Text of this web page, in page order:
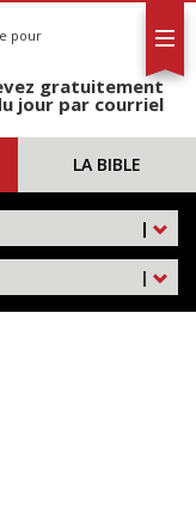
pour
gratuitement
jour par courriel
LA BIBLE
|
|